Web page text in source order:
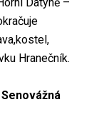
Hranečník.